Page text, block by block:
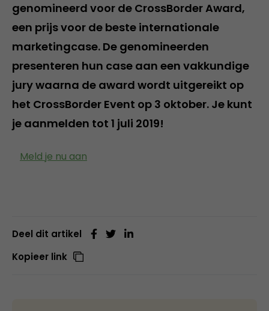
genomineerd voor de CrossBorder Award,
een prijs voor de beste internationale
marketingcase. De genomineerden
presenteren hun case aan een vakkundige
jury waarna de award wordt uitgereikt op
het CrossBorder Event op 3 oktober. Je kunt
je aanmelden tot 1 juli 2019!
Meld je nu aan
Deel dit artikel
Kopieer link